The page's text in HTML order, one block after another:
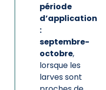
période
d’application
:
septembre-
octobre,
lorsque les
larves sont